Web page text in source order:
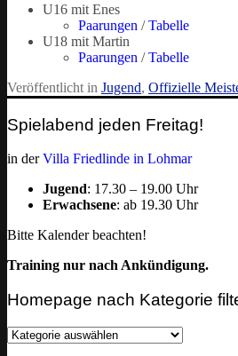
U16 mit Enes
Paarungen /Tabelle
U18 mit Martin
Paarungen /Tabelle
Veröffentlicht in Jugend, Offizielle
Spielabend jeden Freitag!
in derVilla Friedlinde in Lohmar
Jugend: 17.30 – 19.00 Uhr
Erwachsene: ab 19.30 Uhr
Bitte Kalender beachten!
Training nur nach Ankündigung.
Homepage nach Kategorie
Homepage